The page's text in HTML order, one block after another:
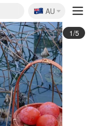
🇦🇺
AU
2/5